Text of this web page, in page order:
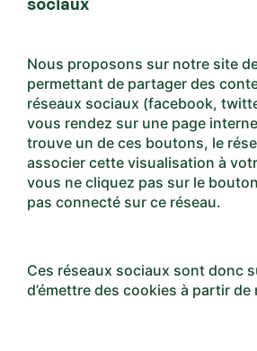
Nous proposons sur notre site
permettant de partager des
réseaux sociaux (facebook,
vous rendez sur une page
trouve un de ces boutons, le
associer cette visualisation à
vous ne cliquez pas sur le
pas connecté sur ce réseau.
Ces réseaux sociaux sont donc
d’émettre des cookies à partir de